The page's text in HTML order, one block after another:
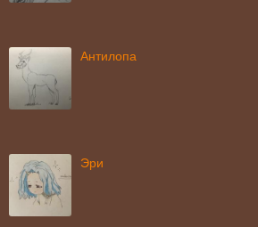
Антилопа
Эри